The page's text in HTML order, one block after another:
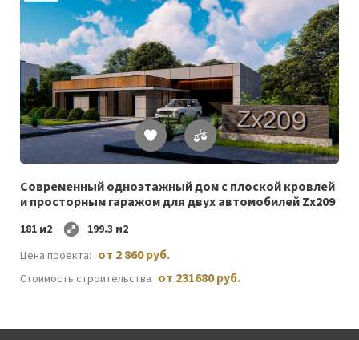
Список
желаемого
Cовременный одноэтажный дом c плоской кровлей
и просторным гаражом для двух автомобилей Zx209
181 м2
199.3 м2
Цена проекта: от 2 860 руб.
Стоимость строительства от 231680 руб.